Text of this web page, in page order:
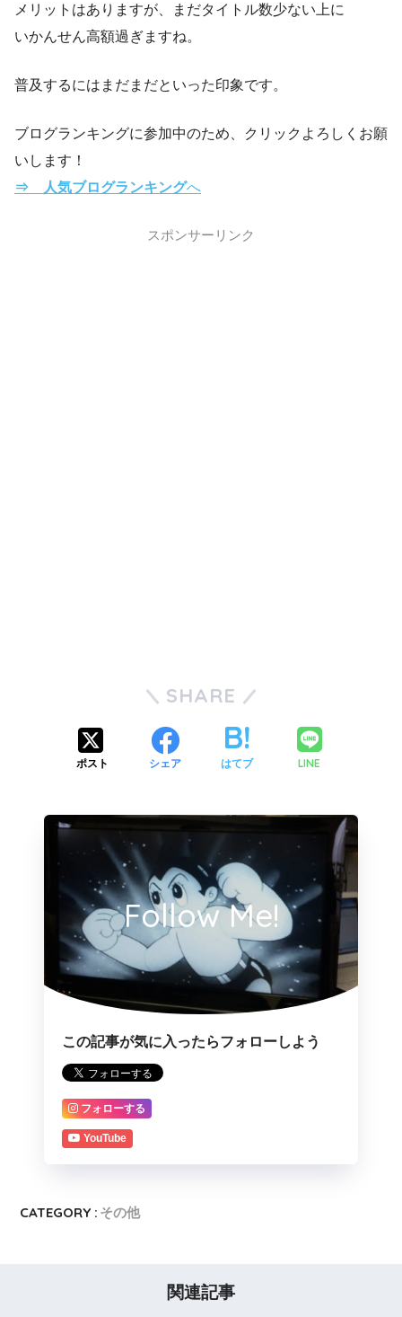
メリットはありますが、まだタイトル数少ない上に
いかんせん高額過ぎますね。
普及するにはまだまだといった印象です。
ブログランキングに参加中のため、クリックよろしくお願
いします！
⇒ 人気ブログランキングへ
スポンサーリンク
SHARE
ポスト シェア はてブ LINE
Follow Me!
この記事が気に入ったらフォローしよう
フォローする
YouTube
CATEGORY : その他
関連記事